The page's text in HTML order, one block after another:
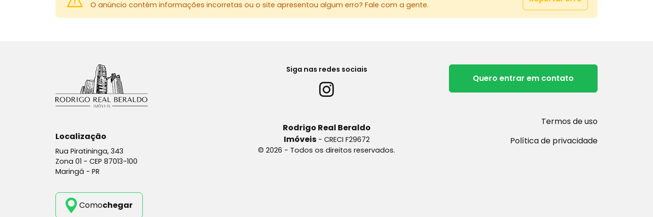
Academia;
(44) 99950-6051 - RODRIGO
O anúncio contém informações incorretas ou o site apresentou algum erro? Fale com a gente.
Localização
Rua Piratininga, 343
Zona 01 - CEP 87013-100
Maringá - PR
Comochegar
Siga nas redes sociais
Rodrigo Real Beraldo
Imóveis- CRECI F29672
© 2026 - Todos os direitos reservados.
Quero entrar em contato
Termos de uso
Política de privacidade